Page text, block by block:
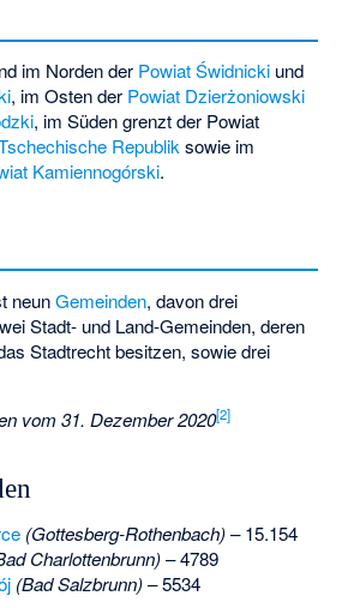
im Norden der Powiat Świdnicki und
, im Osten der Powiat Dzierżoniowski
, im Süden grenzt der Powiat
Republiksowie im
Kamiennogórski.
neunGemeinden, davon drei
Stadt- und Land-Gemeinden, deren
Stadtrecht besitzen, sowie drei
vom 31. Dezember 2020[2]
(Gottesberg-Rothenbach)– 15.154
Charlottenbrunn)– 4789
(Bad Salzbrunn)– 5534